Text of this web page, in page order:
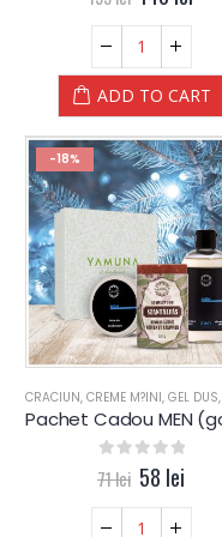
ADD TO CART
-18%
CRACIUN, CREME M?INI, GEL DUS,
out of 5
71lei 58 lei